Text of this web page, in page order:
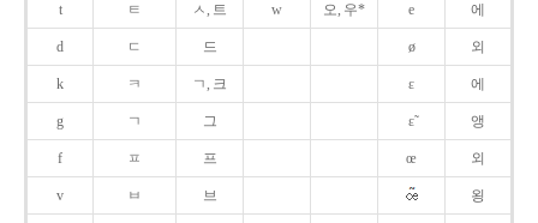
t ㅌ ㅅ, 트 w 오, 우* e 에
d ㄷ 드 ø 외
k ㅋ ㄱ, 크 ɛ 에
g ㄱ 그 ɛ̃ 앵
f ㅍ 프 œ 외
v ㅂ 브 욍